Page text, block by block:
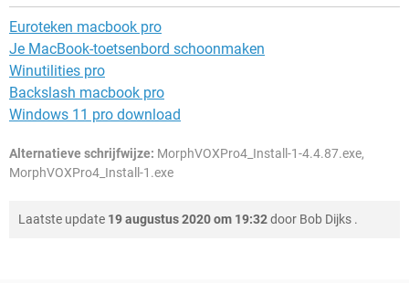
Euroteken macbook pro
Je MacBook-toetsenbord schoonmaken
Winutilities pro
Backslash macbook pro
Windows 11 pro download
Alternatieve schrijfwijze: MorphVOXPro4_Install-1-4.4.87.exe,
MorphVOXPro4_Install-1.exe
Laatste update 19 augustus 2020 om 19:32door Bob Dijks .